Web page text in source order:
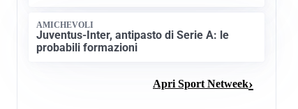
AMICHEVOLI
Juventus-Inter, antipasto di Serie A: le
probabili formazioni
Apri Sport Netweek